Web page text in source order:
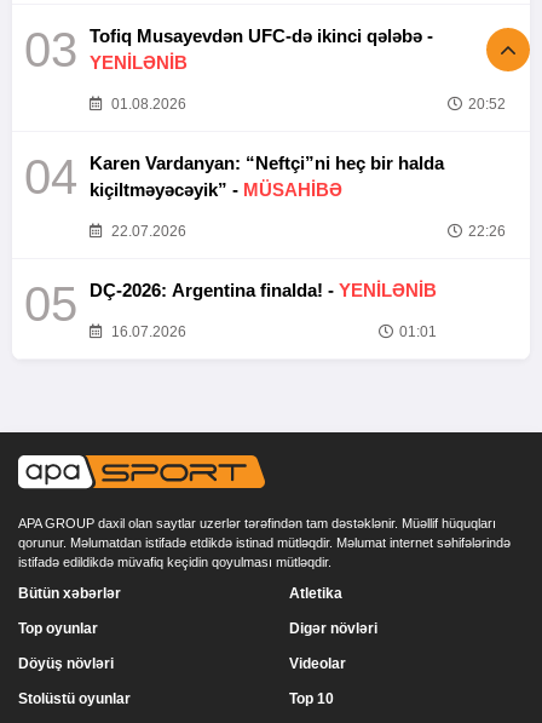
03
Tofiq Musayevdən UFC-də ikinci qələbə -
YENİLƏNİB
01.08.2026 20:52
04
Karen Vardanyan: “Neftçi”ni heç bir halda
kiçiltməyəcəyik” - MÜSAHİBƏ
22.07.2026 22:26
05 DÇ-2026: Argentina finalda! - YENİLƏNİB
16.07.2026 01:01
APA GROUP daxil olan saytlar uzerlər tərəfindən tam dəstəklənir. Müəllif hüquqları
qorunur. Məlumatdan istifadə etdikdə istinad mütləqdir. Məlumat internet səhifələrində
istifadə edildikdə müvafiq keçidin qoyulması mütləqdir.
Bütün xəbərlər
Top oyunlar
Döyüş növləri
Stolüstü oyunlar
Atletika
Digər növləri
Videolar
Top 10